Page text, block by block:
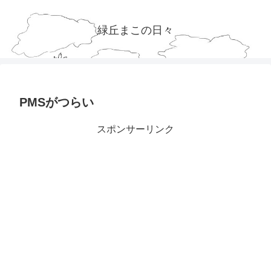
緑丘まこの日々
PMSがつらい
スポンサーリンク